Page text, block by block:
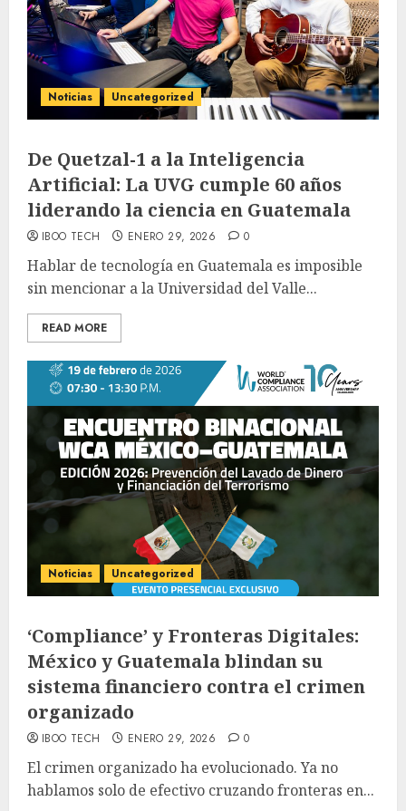
Noticias Uncategorized
De Quetzal-1 a la Inteligencia
Artificial: La UVG cumple 60 años
liderando la ciencia en Guatemala
IBOO TECH ENERO 29, 2026 0
Hablar de tecnología en Guatemala es imposible
sin mencionar a la Universidad del Valle...
READ MORE
Noticias Uncategorized
‘Compliance’ y Fronteras Digitales:
México y Guatemala blindan su
sistema financiero contra el crimen
organizado
IBOO TECH ENERO 29, 2026 0
El crimen organizado ha evolucionado. Ya no
hablamos solo de efectivo cruzando fronteras en...